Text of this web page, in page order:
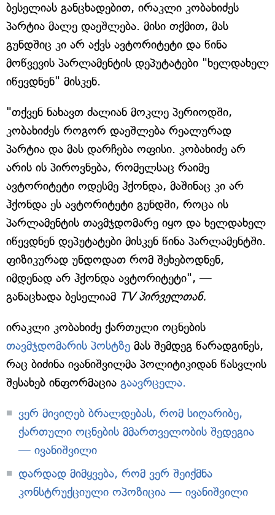
ბესელიას განცხადებით, ირაკლი კობახიძეს
პარტია მალე დაეშლება. მისი თქმით, მას
გუნდშიც კი არ აქვს ავტორიტეტი და წინა
მოწვევის პარლამენტის დეპუტატები "ხელდახელ
იწევდნენ" მისკენ.
"თქვენ ნახავთ ძალიან მოკლე პერიოდში,
კობახიძეს როგორ დაეშლება რეალურად
პარტია და მას დარჩება ოფისი. კობახიძე არ
არის ის პიროვნება, რომელსაც რაიმე
ავტორიტეტი ოდესმე ჰქონდა, მაშინაც კი არ
ჰქონდა ეს ავტორიტეტი გუნდში, როცა ის
პარლამენტის თავმჯდომარე იყო და ხელდახელ
იწევდნენ დეპუტატები მისკენ წინა პარლამენტში.
ფიზიკურად უნდოდათ რომ შეხებოდნენ,
იმდენად არ ჰქონდა ავტორიტეტი", —
განაცხადა ბესელიამ TV პირველთან.
ირაკლი კობახიძე ქართული ოცნების
თავმჯდომარის პოსტზე მას შემდეგ წარადგინეს,
რაც ბიძინა ივანიშვილმა პოლიტიკიდან წასვლის
შესახებ ინფორმაცია გაავრცელა.
ვერ მივიღებ ბრალდებას, რომ სიღარიბე,
ქართული ოცნების მმართველობის შედეგია
— ივანიშვილი
დარდად მიმყვება, რომ ვერ შეიქმნა
კონსტრუქციული ოპოზიცია — ივანიშვილი